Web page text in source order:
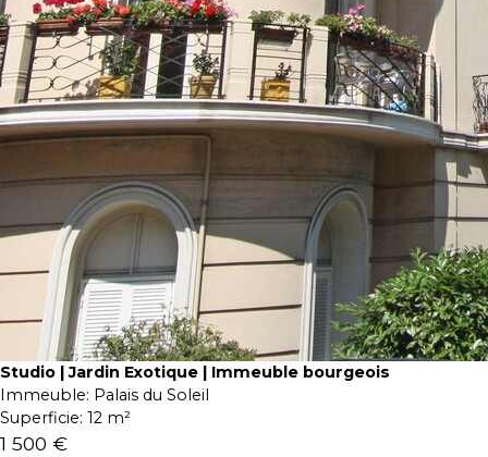
Studio | Jardin Exotique | Immeuble bourgeois
Immeuble: Palais du Soleil
Superficie: 12 m²
1 500 €